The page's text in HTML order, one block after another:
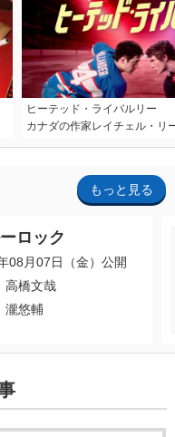
ヒーテッド・ライバルリー
カナダの作家レイチェル・リ
もっと見る
ロック
08月07日（金）公開
高橋文哉
瀧悠輔